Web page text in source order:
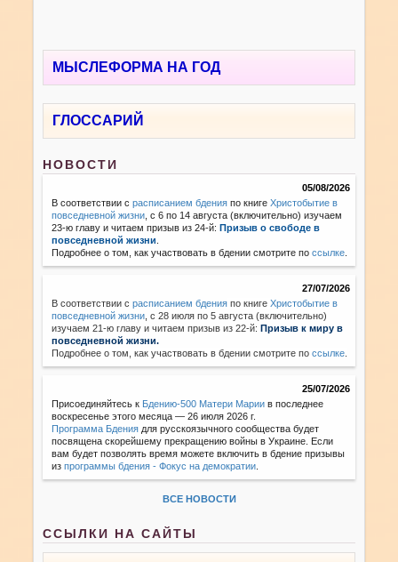
МЫСЛЕФОРМА НА ГОД
ГЛОССАРИЙ
НОВОСТИ
05/08/2026
В соответствии срасписанием бдения по книгеХристобытие в
повседневной жизни , с 6 по 14 августа (включительно) изучаем
23-ю главу и читаем призыв из 24-й:Призыв о свободе в
повседневной жизни
Подробнее о том, как участвовать в бдении смотрите поссылке
27/07/2026
В соответствии с расписанием бдения по книгеХристобытие в
повседневной жизни с 28 июля по 5 августа (включительно)
изучаем 21-ю главу и читаем призыв из 22-й:Призыв к миру в
повседневной жизни.
Подробнее о том, как участвовать в бдении смотрите поссылке
25/07/2026
Присоединяйтесь к Бдению-500 Матери Марии в последнее
воскресенье этого месяца — 26 июля 2026 г.
Программа Бдения для русскоязычного сообщества будет
посвящена скорейшему прекращению войны в Украине. Если
вам будет позволять время можете включить в бдение призывы
изпрограммы бдения - Фокус на демократии
ВСЕ НОВОСТИ
ССЫЛКИ НА САЙТЫ